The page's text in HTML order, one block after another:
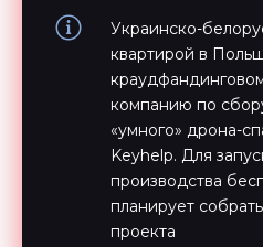
Украинско-
квартирой в
компанию по
«умного» дрона-
Keyhelp. Для
производства
планирует
проекта